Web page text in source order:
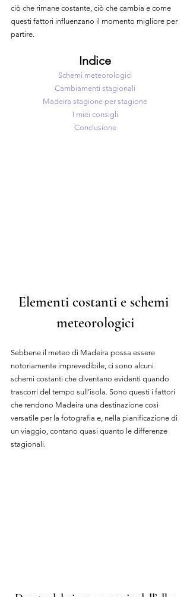
ciò che rimane costante, ciò che cambia e come
questi fattori influenzano il momento migliore per
partire.
Indice
Schemi meteorologici
Cambiamenti stagionali
Madeira stagione per stagione
I miei consigli
Conclusione
Elementi costanti e schemi
meteorologici
Sebbene il meteo di Madeira possa essere
notoriamente imprevedibile, ci sono alcuni
schemi costanti che diventano evidenti quando
trascorri del tempo sull’isola. Sono questi i fattori
che rendono Madeira una destinazione così
versatile per la fotografia e, nella pianificazione di
un viaggio, contano quasi quanto le differenze
stagionali.